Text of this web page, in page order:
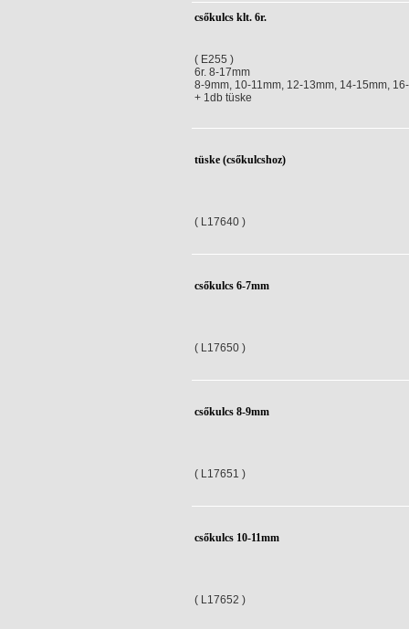
csőkulcs klt. 6r.
( E255 )
6r. 8-17mm
8-9mm, 10-11mm, 12-13mm, 14-15mm,
+ 1db tüske
tüske (csőkulcshoz)
( L17640 )
csőkulcs 6-7mm
( L17650 )
csőkulcs 8-9mm
( L17651 )
csőkulcs 10-11mm
( L17652 )